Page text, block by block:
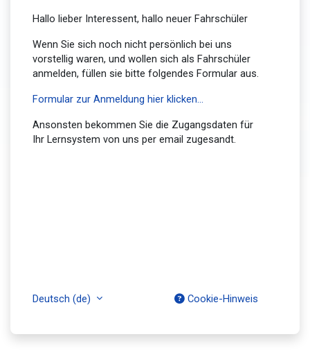
Hallo lieber Interessent, hallo neuer Fahrschüler
Wenn Sie sich noch nicht persönlich bei uns
vorstellig waren, und wollen sich als Fahrschüler
anmelden, füllen sie bitte folgendes Formular aus.
Formular zur Anmeldung hier klicken...
Ansonsten bekommen Sie die Zugangsdaten für
Ihr Lernsystem von uns per email zugesandt.
Deutsch ‎(de)‎ Cookie-Hinweis